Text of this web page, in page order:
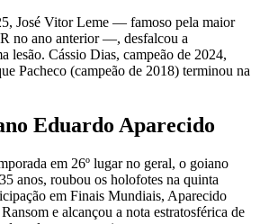
José Vitor Leme — famoso pela maior
no ano anterior —, desfalcou a
lesão. Cássio Dias, campeão de 2024,
Pacheco (campeão de 2018) terminou na
Eduardo Aparecido
em 26º lugar no geral, o goiano
anos, roubou os holofotes na quinta
em Finais Mundiais, Aparecido
e alcançou a nota estratosférica de